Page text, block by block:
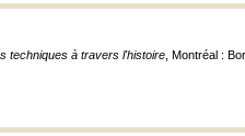
techniques à travers l'histoire , Montréal :